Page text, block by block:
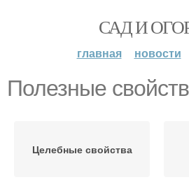
САД И
главная новости
Полезные
Целебные свойства